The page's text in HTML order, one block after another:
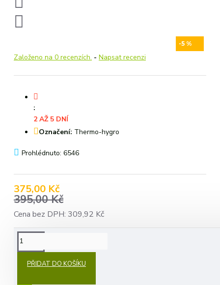
-5 %
Založeno na 0 recenzích. - Napsat recenzi
375,00 Kč
395,00 Kč
Cena bez DPH: 309,92 Kč
:
2 AŽ 5 DNÍ
Označení: Thermo-hygro
Prohlédnuto: 6546
PŘIDAT DO KOŠÍKU